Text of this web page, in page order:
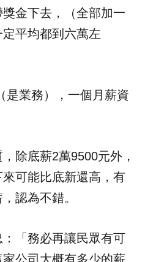
金下去，（全部加一
平均都到六萬左
是業務），一個月薪資
除底薪2萬9500元外，
可能比底新還高，有
認為不錯。
「務必再讓民眾有可
公司大概有多少的薪